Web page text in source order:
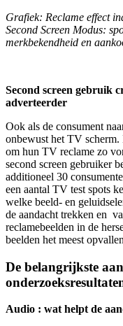
Grafiek: Reclame effect
Second Screen Modus:
merkbekendheid en
Second screen gebruik
adverteerder
Ook als de consument
onbewust het TV scherm.
om hun TV reclame zo
second screen gebruiker
additioneel 30
een aantal TV test spots
welke beeld- en
de aandacht trekken en
reclamebeelden in de
beelden het meest
De belangrijkste
Audio : wat helpt de